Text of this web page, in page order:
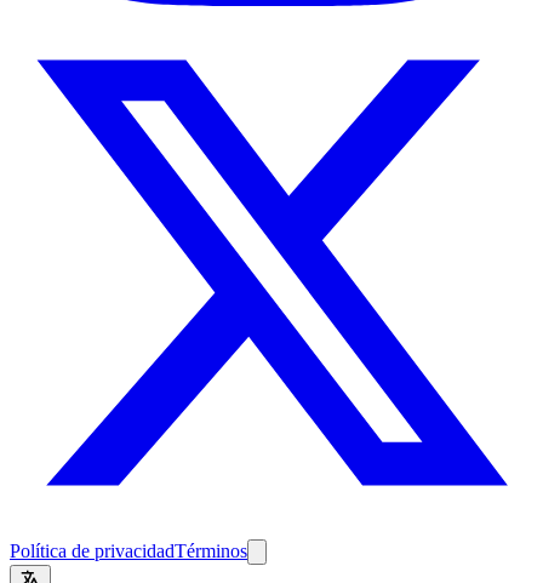
Política de privacidadTérminos